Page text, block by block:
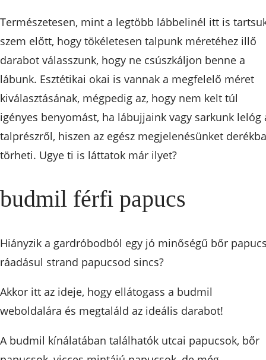
Természetesen, mint a legtöbb lábbelinél itt is
szem előtt, hogy tökéletesen talpunk méretéhez illő
darabot válasszunk, hogy ne csúszkáljon benne a
lábunk. Esztétikai okai is vannak a megfelelő méret
kiválasztásának, mégpedig az, hogy nem kelt túl
igényes benyomást, ha lábujjaink vagy sarkunk lelóg
talprészről, hiszen az egész megjelenésünket derékba
törheti. Ugye ti is láttatok már ilyet?
budmil férfi papucs
Hiányzik a gardróbodból egy jó minőségű bőr
ráadásul strand papucsod sincs?
Akkor itt az ideje, hogy ellátogass a budmil
weboldalára és megtaláld az ideális darabot!
A budmil kínálatában találhatók utcai papucsok, bőr